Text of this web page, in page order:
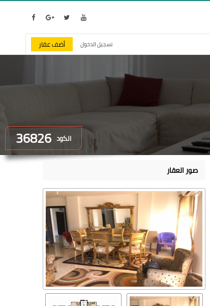
تسجيل الدخول أضف عقار
الكود 36826
صور العقار